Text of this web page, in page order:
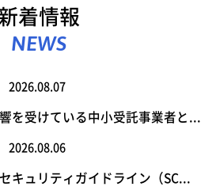
着情報
NEWS
2026.08.07
を受けている中小受託事業者と...
2026.08.06
キュリティガイドライン（SC...